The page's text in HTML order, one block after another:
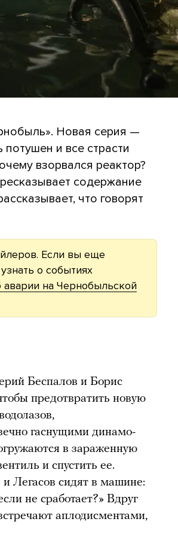
Новая серия —
и все страсти
взорвался реактор?
содержание
что говорят
Если вы еще
о событиях
на Чернобыльской
Беспалов и Борис
предотвратить новую
гаснущими динамо-
в зараженную
и спустить ее.
Легасов сидят в машине:
не сработает?» Вдруг
аплодисментами,